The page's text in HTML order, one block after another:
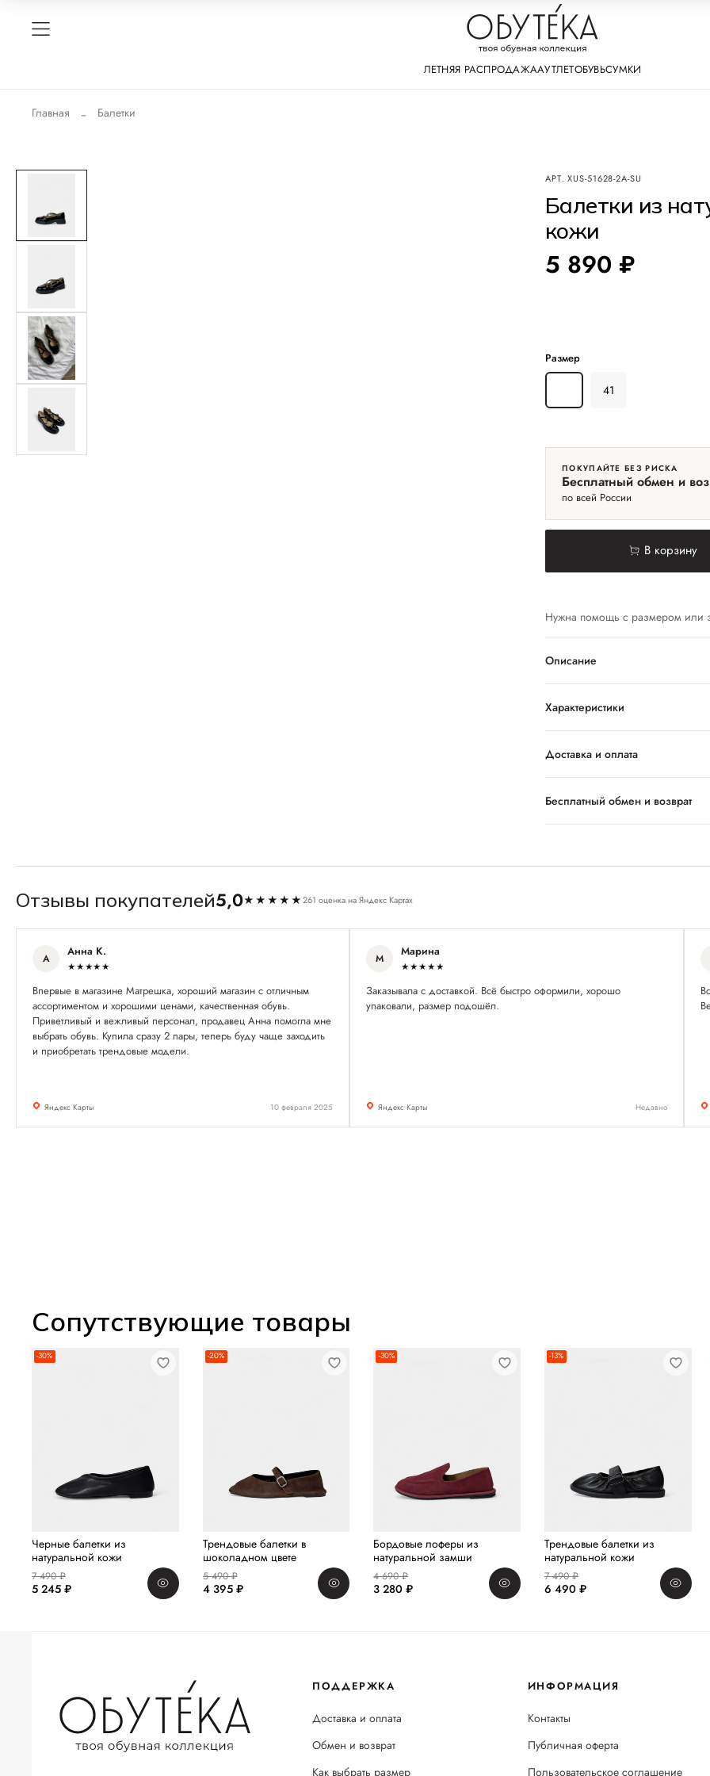
ЛЕТНЯЯ РАСПРОДАЖААУТЛЕТОБУВЬСУМКИ
Главная Балетки
АРТ.XUS-51628-2A-SU
Балетки из
кожи
5 890 ₽
Размер
41
ПОКУПАЙТЕ БЕЗ РИСКА
Бесплатный обмен и
по всей России
В корзину
Нужна помощь с размером или
Описание
Характеристики
Доставка и оплата
Бесплатный обмен и возврат
Отзывы покупателей5,0★★★★★261 оценка на Яндекс Картах
А Анна К.
★★★★★
Впервые в магазине Матрешка, хороший магазин с отличным
ассортиментом и хорошими ценами, качественная обувь.
Приветливый и вежливый персонал, продавец Анна помогла мне
выбрать обувь. Купила сразу 2 пары, теперь буду чаще заходить
и приобретать трендовые модели.
Яндекс Карты 10 февраля 2025
М Марина
★★★★★
Заказывала с доставкой. Всё быстро оформили, хорошо
упаковали, размер подошёл.
Яндекс Карты Недавно
Сопутствующие товары
-30%
Черные балетки из
натуральной кожи
7 490 ₽
5 245 ₽
-20%
Трендовые балетки в
шоколадном цвете
5 490 ₽
4 395 ₽
-30%
Бордовые лоферы из
натуральной замши
4 690 ₽
3 280 ₽
-13%
Трендовые балетки из
натуральной кожи
7 490 ₽
6 490 ₽
ПОДДЕРЖКА
Доставка и оплата
Обмен и возврат
Как выбрать размер
ИНФОРМАЦИЯ
Контакты
Публичная оферта
Пользовательское соглашение